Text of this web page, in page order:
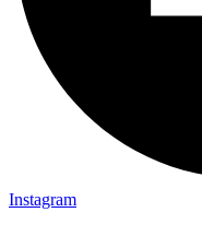
Instagram